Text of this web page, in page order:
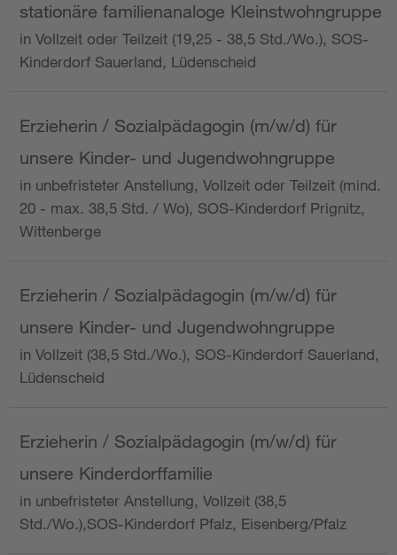
stationäre familienanaloge Kleinstwohngruppe
in Vollzeit oder Teilzeit (19,25 - 38,5 Std./Wo.), SOS-
Kinderdorf Sauerland, Lüdenscheid
Erzieherin / Sozialpädagogin (m/w/d) für
unsere Kinder- und Jugendwohngruppe
in unbefristeter Anstellung, Vollzeit oder Teilzeit (mind.
20 - max. 38,5 Std. / Wo), SOS-Kinderdorf Prignitz,
Wittenberge
Erzieherin / Sozialpädagogin (m/w/d) für
unsere Kinder- und Jugendwohngruppe
in Vollzeit (38,5 Std./Wo.), SOS-Kinderdorf Sauerland,
Lüdenscheid
Erzieherin / Sozialpädagogin (m/w/d) für
unsere Kinderdorffamilie
in unbefristeter Anstellung, Vollzeit (38,5
Std./Wo.),SOS-Kinderdorf Pfalz, Eisenberg/Pfalz